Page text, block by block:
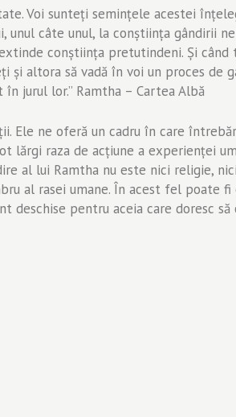
Voi sunteți semințele acestei
unul câte unul, la conștiința gândirii
conștiința pretutindeni. Și când
altora să vadă în voi un proces de
jurul lor.” Ramtha – Cartea Albă
Ele ne oferă un cadru în care
lărgi raza de acţiune a experienţei
al lui Ramtha nu este nici religie,
al rasei umane. În acest fel poate fi
deschise pentru aceia care doresc